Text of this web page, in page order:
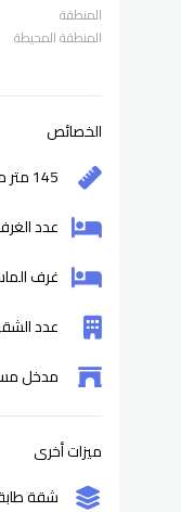
المنطقة
المنطقة المحيطة
الخصائص
145 متر مربع
عدد
غرف
عدد
مدخل
ميزات أخرى
شقة